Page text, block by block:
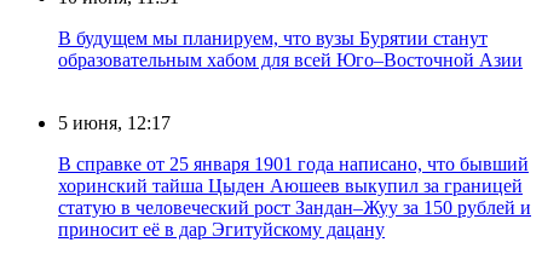
В будущем мы планируем, что вузы Бурятии станут
образовательным хабом для всей Юго–Восточной Азии
5 июня, 12:17
В справке от 25 января 1901 года написано, что бывший
хоринский тайша Цыден Аюшеев выкупил за границей
статую в человеческий рост Зандан–Жуу за 150 рублей и
приносит её в дар Эгитуйскому дацану